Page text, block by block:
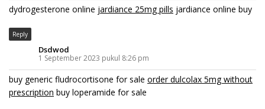
dydrogesterone online jardiance 25mg pills jardiance online buy
Reply
Dsdwod
1 September 2023 pukul 8:26 pm
buy generic fludrocortisone for sale order dulcolax 5mg without
prescription buy loperamide for sale